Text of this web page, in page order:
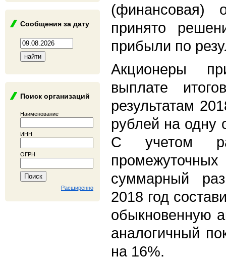
Сообщения за дату
Поиск организаций
Наименование
ИНН
ОГРН
Расширенно
(финансовая)
принято
прибыли по
Акционеры
выплате
результатам
рублей на одну
С учетом
суммарный
2018 год
обыкновенную
аналогичный
на 16%.